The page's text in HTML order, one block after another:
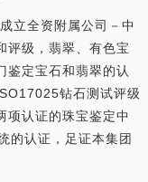
立全资附属公司－中
评级，翡翠、有色宝
鉴定宝石和翡翠的认
钻石测试评级
项认证的珠宝鉴定中
的认证，足证本集团